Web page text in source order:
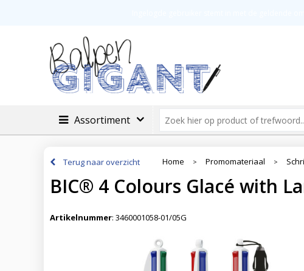
Assortiment
Terug naar overzicht Home > Promomateriaal >
BIC® 4 Colours Glacé with
Artikelnummer: 3460001058-01/05G